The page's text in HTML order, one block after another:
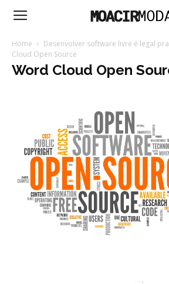
Moacir
Moda
Home Desenvolver software livre é legal
Cloud Open Source
Word Cloud Open